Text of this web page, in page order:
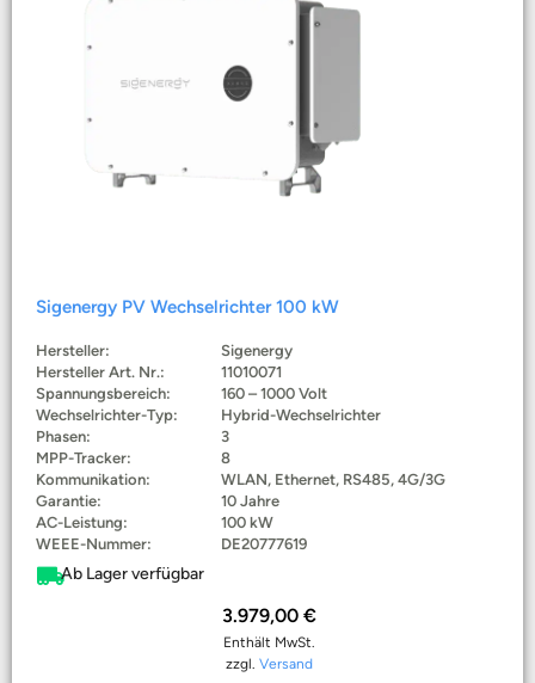
Sigenergy PV Wechselrichter 100 kW
Hersteller:
Sigenergy
Hersteller Art. Nr.:
11010071
Spannungsbereich:
160 – 1000 Volt
Wechselrichter-Typ:
Hybrid-Wechselrichter
Phasen:
3
MPP-Tracker:
8
Kommunikation:
WLAN, Ethernet, RS485, 4G/3G
Garantie:
10 Jahre
AC-Leistung:
100 kW
WEEE-Nummer:
DE20777619
Ab Lager verfügbar
3.979,00 €
Enthält MwSt.
zzgl. Versand